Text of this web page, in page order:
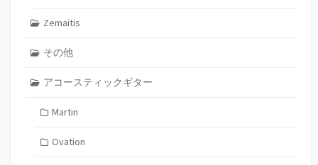
Zemaitis
その他
アコースティックギター
Martin
Ovation